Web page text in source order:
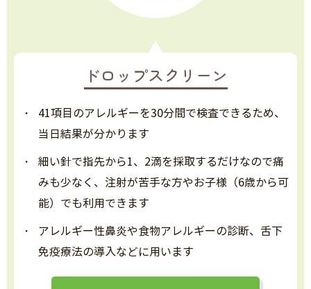
ドロップスクリーン
41項目のアレルギーを30分間で検査できるため、
当日結果が分かります
細い針で指先から1、2滴を採取するだけなので痛
みも少なく、注射が苦手な方やお子様（6歳から可
能）でも利用できます
アレルギー性鼻炎や食物アレルギーの診断、舌下
免疫療法の導入などに用います